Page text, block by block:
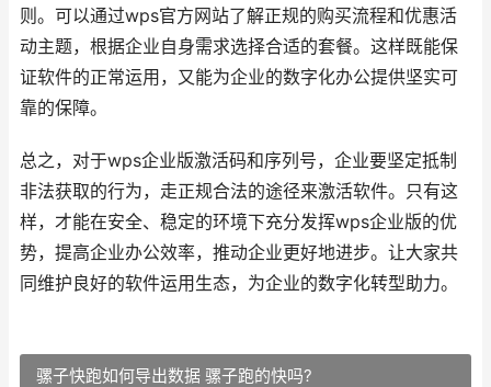
则。可以通过wps官方网站了解正规的购买流程和优惠活
动主题，根据企业自身需求选择合适的套餐。这样既能保
证软件的正常运用，又能为企业的数字化办公提供坚实可
靠的保障。
总之，对于wps企业版激活码和序列号，企业要坚定抵制
非法获取的行为，走正规合法的途径来激活软件。只有这
样，才能在安全、稳定的环境下充分发挥wps企业版的优
势，提高企业办公效率，推动企业更好地进步。让大家共
同维护良好的软件运用生态，为企业的数字化转型助力。
骡子快跑如何导出数据 骡子跑的快吗?